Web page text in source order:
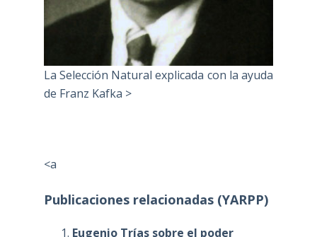
La Selección Natural explicada con la ayuda
de Franz Kafka >
<a
Publicaciones relacionadas (YARPP)
Eugenio Trías sobre el poder